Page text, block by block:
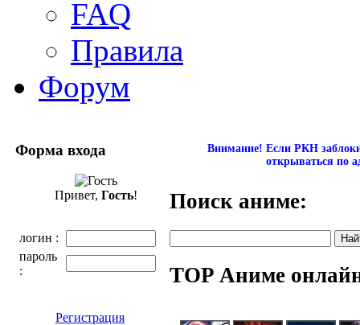
FAQ
Правила
Форум
Форма входа
Привет, Гость!
логин :
пароль
:
Регистрация
Внимание! Если РКН
открываться по
Поиск аниме:
TOP Аниме